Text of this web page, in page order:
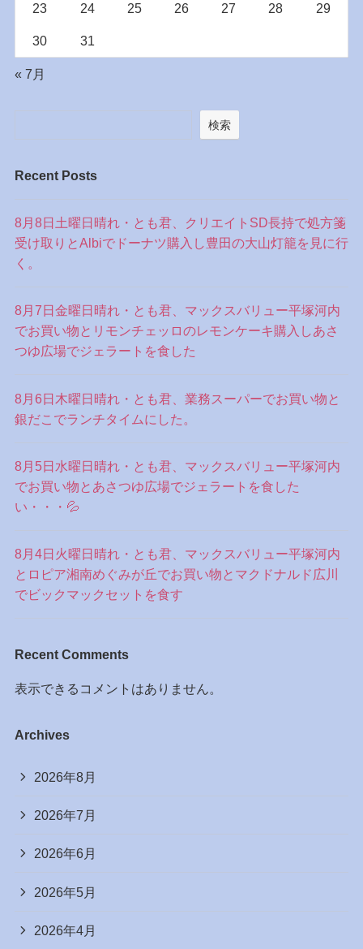
23 24 25 26 27 28 29
30 31
« 7月
検索
Recent Posts
8月8日土曜日晴れ・とも君、クリエイトSD長持で処方箋
受け取りとAlbiでドーナツ購入し豊田の大山灯籠を見に行
く。
8月7日金曜日晴れ・とも君、マックスバリュー平塚河内
でお買い物とリモンチェッロのレモンケーキ購入しあさ
つゆ広場でジェラートを食した
8月6日木曜日晴れ・とも君、業務スーパーでお買い物と
銀だこでランチタイムにした。
8月5日水曜日晴れ・とも君、マックスバリュー平塚河内
でお買い物とあさつゆ広場でジェラートを食した
い・・・💦
8月4日火曜日晴れ・とも君、マックスバリュー平塚河内
とロピア湘南めぐみが丘でお買い物とマクドナルド広川
でビックマックセットを食す
Recent Comments
表示できるコメントはありません。
Archives
2026年8月
2026年7月
2026年6月
2026年5月
2026年4月